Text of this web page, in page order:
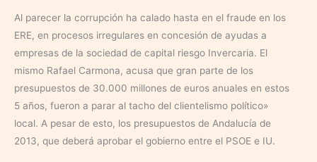
Al parecer la corrupción ha calado hasta en el fraude en los
ERE, en procesos irregulares en concesión de ayudas a
empresas de la sociedad de capital riesgo Invercaria. El
mismo Rafael Carmona, acusa que gran parte de los
presupuestos de 30.000 millones de euros anuales en estos
5 años, fueron a parar al tacho del clientelismo político»
local. A pesar de esto, los presupuestos de Andalucía de
2013, que deberá aprobar el gobierno entre el PSOE e IU.